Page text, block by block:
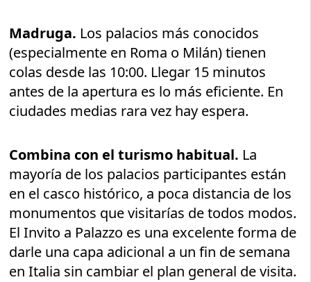
Madruga. Los palacios más conocidos
(especialmente en Roma o Milán) tienen
colas desde las 10:00. Llegar 15 minutos
antes de la apertura es lo más eficiente. En
ciudades medias rara vez hay espera.
Combina con el turismo habitual. La
mayoría de los palacios participantes están
en el casco histórico, a poca distancia de los
monumentos que visitarías de todos modos.
El Invito a Palazzo es una excelente forma de
darle una capa adicional a un fin de semana
en Italia sin cambiar el plan general de visita.